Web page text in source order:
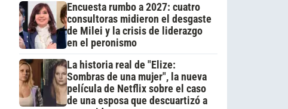
Encuesta rumbo a 2027: cuatro
consultoras midieron el desgaste
de Milei y la crisis de liderazgo
en el peronismo
La historia real de "Elize:
Sombras de una mujer", la nueva
película de Netflix sobre el caso
de una esposa que descuartizó a